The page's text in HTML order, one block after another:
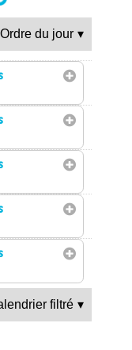
Ordre du jour ▾
filtré ▾